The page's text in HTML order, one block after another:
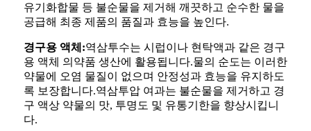
유기화합물 등 불순물을 제거해 깨끗하고 순수한 물을
공급해 최종 제품의 품질과 효능을 높인다.
경구용 액체:역삼투수는 시럽이나 현탁액과 같은 경구
용 액체 의약품 생산에 활용됩니다.물의 순도는 이러한
약물에 오염 물질이 없으며 안정성과 효능을 유지하도
록 보장합니다.역삼투압 여과는 불순물을 제거하고 경
구 액상 약물의 맛, 투명도 및 유통기한을 향상시킵니
다.